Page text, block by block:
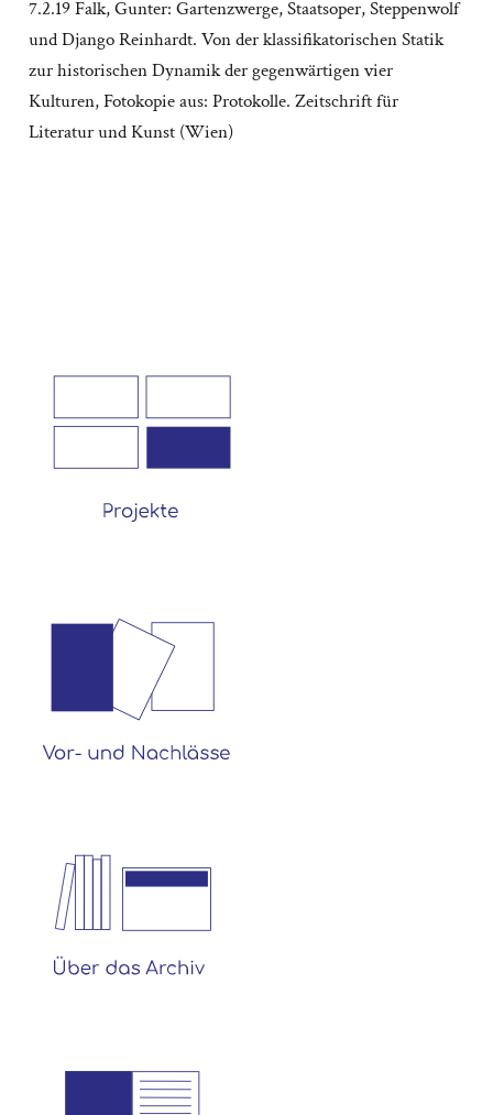
7.2.19 Falk, Gunter: Gartenzwerge, Staatsoper, Steppenwolf
und Django Reinhardt. Von der klassifikatorischen Statik
zur historischen Dynamik der gegenwärtigen vier
Kulturen, Fotokopie aus: Protokolle. Zeitschrift für
Literatur und Kunst (Wien)